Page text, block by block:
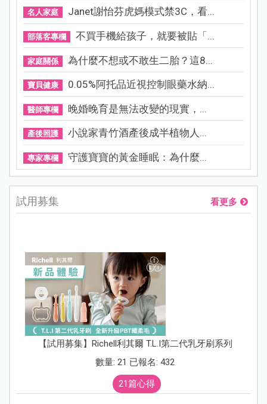
名人家庭 Janet謝怡芬虎媽模式禁3C，看...
部落客專欄 不買手機給孩子，就要被貼「...
家庭關係 為什麼不想或不敢生二胎？這8...
寶貝健康 0.05%阿托品近視控制眼藥水納...
醫師專欄 晚婚晚育是無法改變的現實，...
產後照護 小說家青竹酒產後成半植物人...
專家專欄 守護寶寶的黃金睡眠：為什麼...
試用募集 看更多
【試用募集】Richell利其爾 T.L.I第二代乳牙刷系列
數量: 21 已報名: 432
21篇心得